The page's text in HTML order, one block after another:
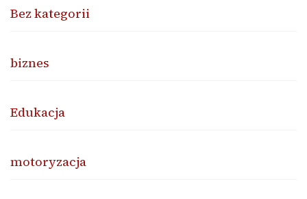
Bez kategorii
biznes
Edukacja
motoryzacja